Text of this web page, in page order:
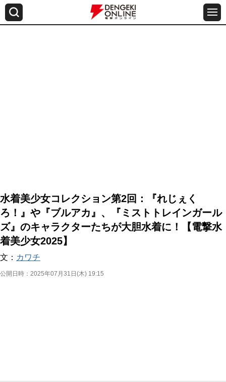
水着美少女コレクション第2回：『れじぇく
ろ！』や『ブルアカ』、『ミストトレインガール
ズ』のキャラクターたちが大胆水着に！【電撃水
着美少女2025】
文： カワチ
公開日時： 2025年07月31日(木) 19:15